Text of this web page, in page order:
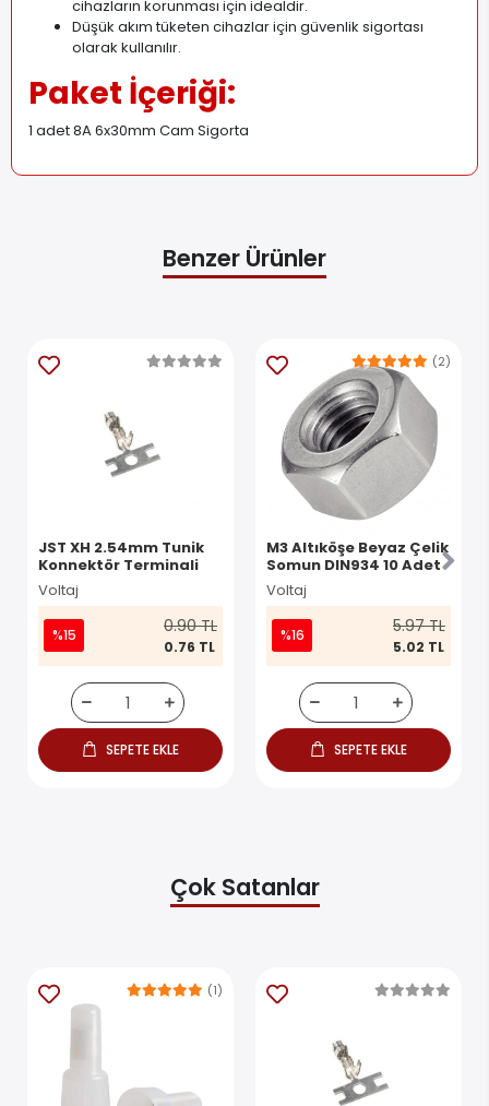
cihazların korunması için idealdir.
Düşük akım tüketen cihazlar için güvenlik sigortası
olarak kullanılır.
Paket İçeriği:
1 adet 8A 6x30mm Cam Sigorta
Benzer Ürünler
JST XH 2.54mm Tunik
Konnektör Terminali
Voltaj
%15 0.90 TL
0.76 TL
SEPETE EKLE
M3 Altıköşe Beyaz Çelik
Somun DIN934 10 Adet
Voltaj
(2)
%16 5.97 TL
5.02 TL
SEPETE EKLE
Çok Satanlar
(1)